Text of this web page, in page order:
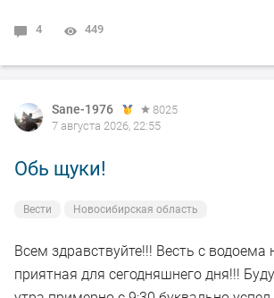
4 449
Sane-1976
8025
7 августа 2026, 22:55
Обь щуки!
Вести Новосибирская область
Всем здравствуйте!!! Весть с водоема
приятная для сегодняшнего дня!!!